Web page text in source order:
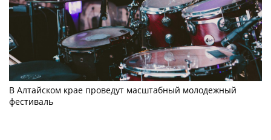
В Алтайском крае проведут масштабный молодежный
фестиваль